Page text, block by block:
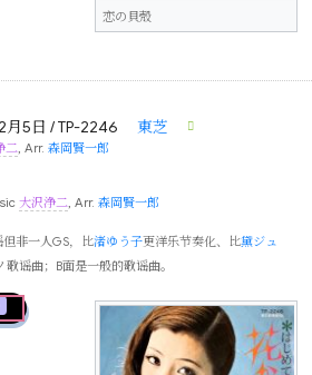
恋の貝殻
月5日 / TP-2246 東芝
二, Arr.森岡賢一郎
大沢浄二, Arr. 森岡賢一郎
非一人GS，比渚ゆう子更洋乐节奏化、比黛ジュ
谣曲；B面是一般的歌谣曲。